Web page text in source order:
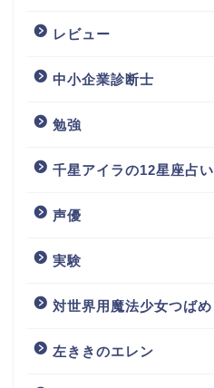
レビュー
中小企業診断士
勉強
千星アイラの12星座占い
声優
実験
対世界用魔法少女つばめ
左ききのエレン